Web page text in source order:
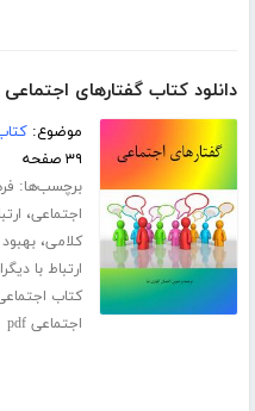
دانلود کتاب گفتارهای اجتماعی
موضوع:
۳۹ صفحه
برچسب‌ها:
اجتماعی،
کلامی،
ارتباط با
کتاب
اجتماعی pdf